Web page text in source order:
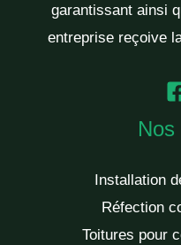
garantissant ainsi
entreprise reçoive
Nos
Installation
Réfection
Toitures pour